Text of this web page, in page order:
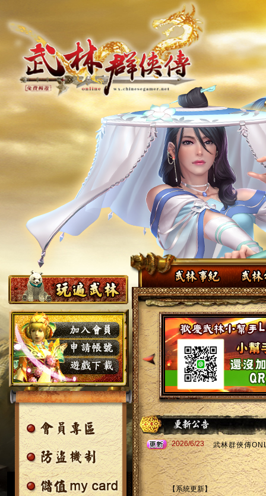
2026/6/23 武林群俠傳
【系統更新】